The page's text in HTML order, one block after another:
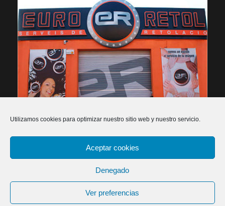
Utilizamos cookies para optimizar nuestro sitio web y nuestro servicio.
Aceptar cookies
Denegado
Ver preferencias
2026 Euroretol - Rètols, publicitat i impressió digital -
-Política de cookies